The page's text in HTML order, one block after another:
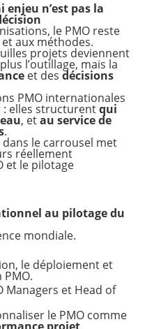
n’est pas la
le PMO reste
aux méthodes.
projets deviennent
l’outillage, mais la
et des décisions
PMO internationales
elles structurentqui
, etau service de
.
le carrousel met
réellement
et le pilotage
au pilotage du
mondiale.
le déploiement et
PMO.
Managers et Head of
le PMO comme